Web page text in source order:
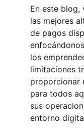
En este blog,
las mejores
de pagos
los
limitaciones
proporcionar
para todos
sus
entorno